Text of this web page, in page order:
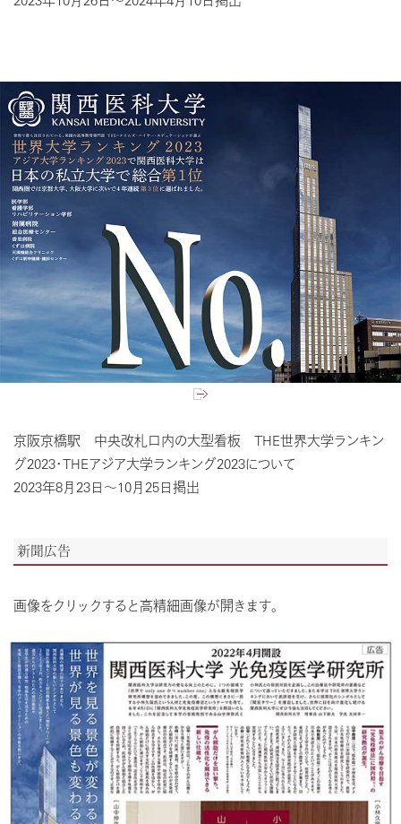
京阪京橋駅 中央改札口内の大型看板 THE世界大学ランキン
グ2023・THEアジア大学ランキング2023について
2023年8月23日～10月25日掲出
新聞広告
画像をクリックすると高精細画像が開きます。